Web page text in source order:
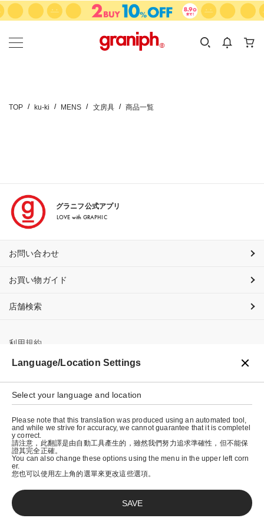
カテゴリーから探す
KIDS
カテゴリ
サイズ
TOP ku-ki MENS 文房具 商品一覧
グラニフ公式アプリ
LOVE with GRAPHIC
お問い合わせ
お買い物ガイド
店舗検索
利用規約
プライバシーポリシー
特定商取引法に基づく表示
会社概要
© graniph inc.
Language/Location Settings
Select your language and location
Please note that this translation was produced using an automated tool,
and while we strive for accuracy, we cannot guarantee that it is completel
y correct.
請注意，此翻譯是由自動工具產生的，雖然我們努力追求準確性，但不能保
證其完全正確。
You can also change these options using the menu in the upper left corn
er.
您也可以使用左上角的選單來更改這些選項。
SAVE